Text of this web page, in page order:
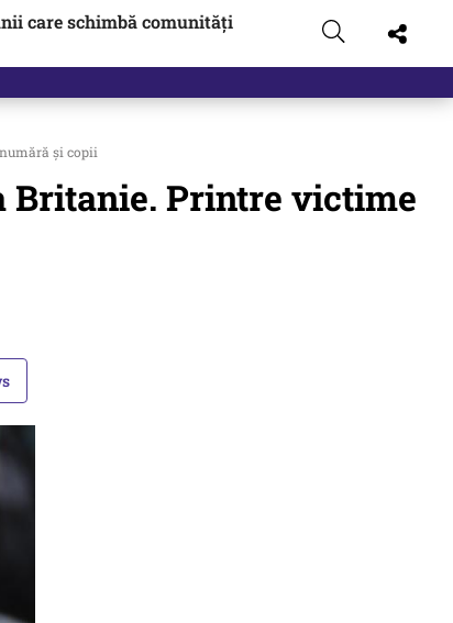
care schimbă comunități
și copii
Britanie. Printre victime